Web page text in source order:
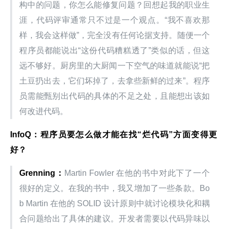
构中的问题，你怎么能修复问题？回想起我的职业生
涯，代码评审通常只不过是一个观点。“我不喜欢那
样，我会这样做”，完全没有任何论据支持。随便一个
程序员都能说出“这份代码糟糕透了”类似的话，但这
远不够好。厨房里的大厨闻一下空气的味道就能说“把
土豆扔出去，它们坏掉了，去拿些新鲜的过来”。程序
员需能甄别出代码的具体的不足之处，且能想出该如
何改进代码。
InfoQ ：程序员要怎么做才能在找“烂代码”方面变得更
好？
Grenning ： Martin Fowler 在他的书中对此下了一个
很好的定义。在我的书中，我又增加了一些条款。Bo
b Martin 在他的 SOLID 设计原则中就讨论模块化和耦
合问题给出了具体的建议。开发者需要以代码异味以